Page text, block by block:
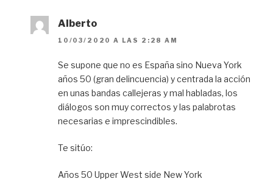
Alberto
10/03/2020 A LAS 2:28 AM
Se supone que no es España sino Nueva York
años 50 (gran delincuencia) y centrada la acción
en unas bandas callejeras y mal habladas, los
diálogos son muy correctos y las palabrotas
necesarias e imprescindibles.
Te sitúo:
Años 50 Upper West side New York